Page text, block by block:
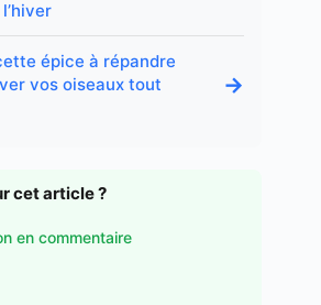
épice à répandre
vos oiseaux tout
→
cet article ?
en commentaire